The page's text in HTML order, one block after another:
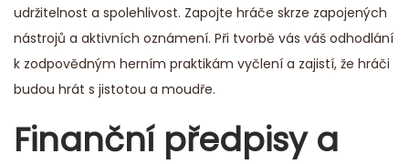
udržitelnost a spolehlivost. Zapojte hráče skrze zapojených
nástrojů a aktivních oznámení. Při tvorbě vás váš odhodlání
k zodpovědným herním praktikám vyčlení a zajistí, že hráči
budou hrát s jistotou a moudře.
Finanční předpisy a